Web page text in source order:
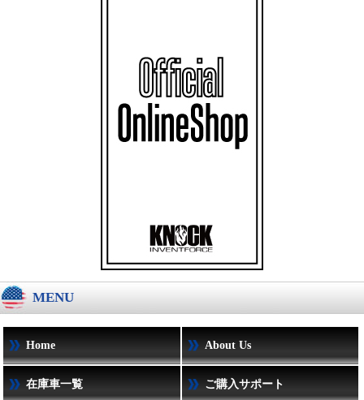
MENU
Home About Us
在庫車一覧 ご購入サポート